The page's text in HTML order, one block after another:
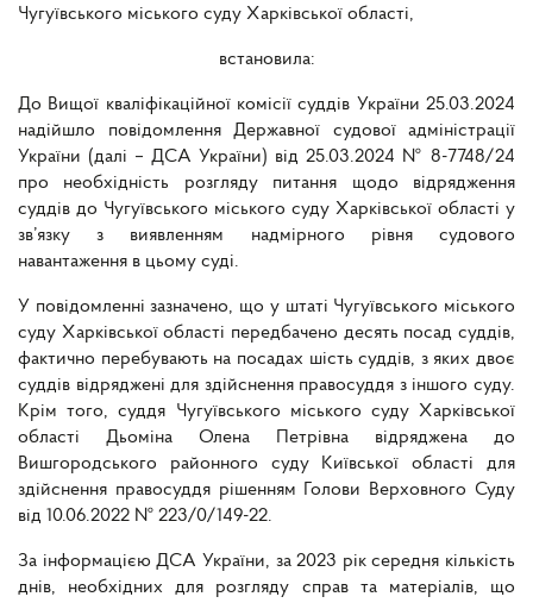
Чугуївського міського суду Харківської області,
встановила:
До Вищої кваліфікаційної комісії суддів України 25.03.2024
надійшло повідомлення Державної судової адміністрації
України (далі – ДСА України) від 25.03.2024 № 8-7748/24
про необхідність розгляду питання щодо відрядження
суддів до Чугуївського міського суду Харківської області у
зв’язку з виявленням надмірного рівня судового
навантаження в цьому суді.
У повідомленні зазначено, що у штаті Чугуївського міського
суду Харківської області передбачено десять посад суддів,
фактично перебувають на посадах шість суддів, з яких двоє
суддів відряджені для здійснення правосуддя з іншого суду.
Крім того, суддя Чугуївського міського суду Харківської
області Дьоміна Олена Петрівна відряджена до
Вишгородського районного суду Київської області для
здійснення правосуддя рішенням Голови Верховного Суду
від 10.06.2022 № 223/0/149-22.
За інформацією ДСА України, за 2023 рік середня кількість
днів, необхідних для розгляду справ та матеріалів, що